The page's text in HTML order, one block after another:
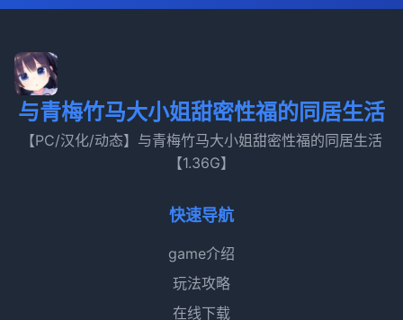
与青梅竹马大小姐甜密性福的同居生活
【PC/汉化/动态】与青梅竹马大小姐甜密性福的同居生活
【1.36G】
快速导航
game介绍
玩法攻略
在线下载